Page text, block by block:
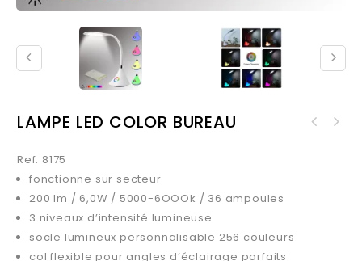
LAMPE LED COLOR BUREAU
Ref: 8175
fonctionne sur secteur
200 lm / 6,0W / 5000-6OOOk / 36 ampoules
3 niveaux d’intensité lumineuse
socle lumineux personnalisable 256 couleurs
col flexible pour angles d’éclairage parfaits